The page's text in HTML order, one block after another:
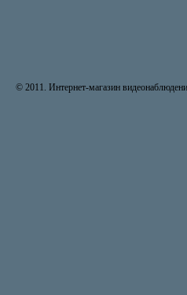
© 2011. Интернет-магазин